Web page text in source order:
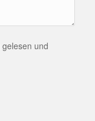
gelesen und